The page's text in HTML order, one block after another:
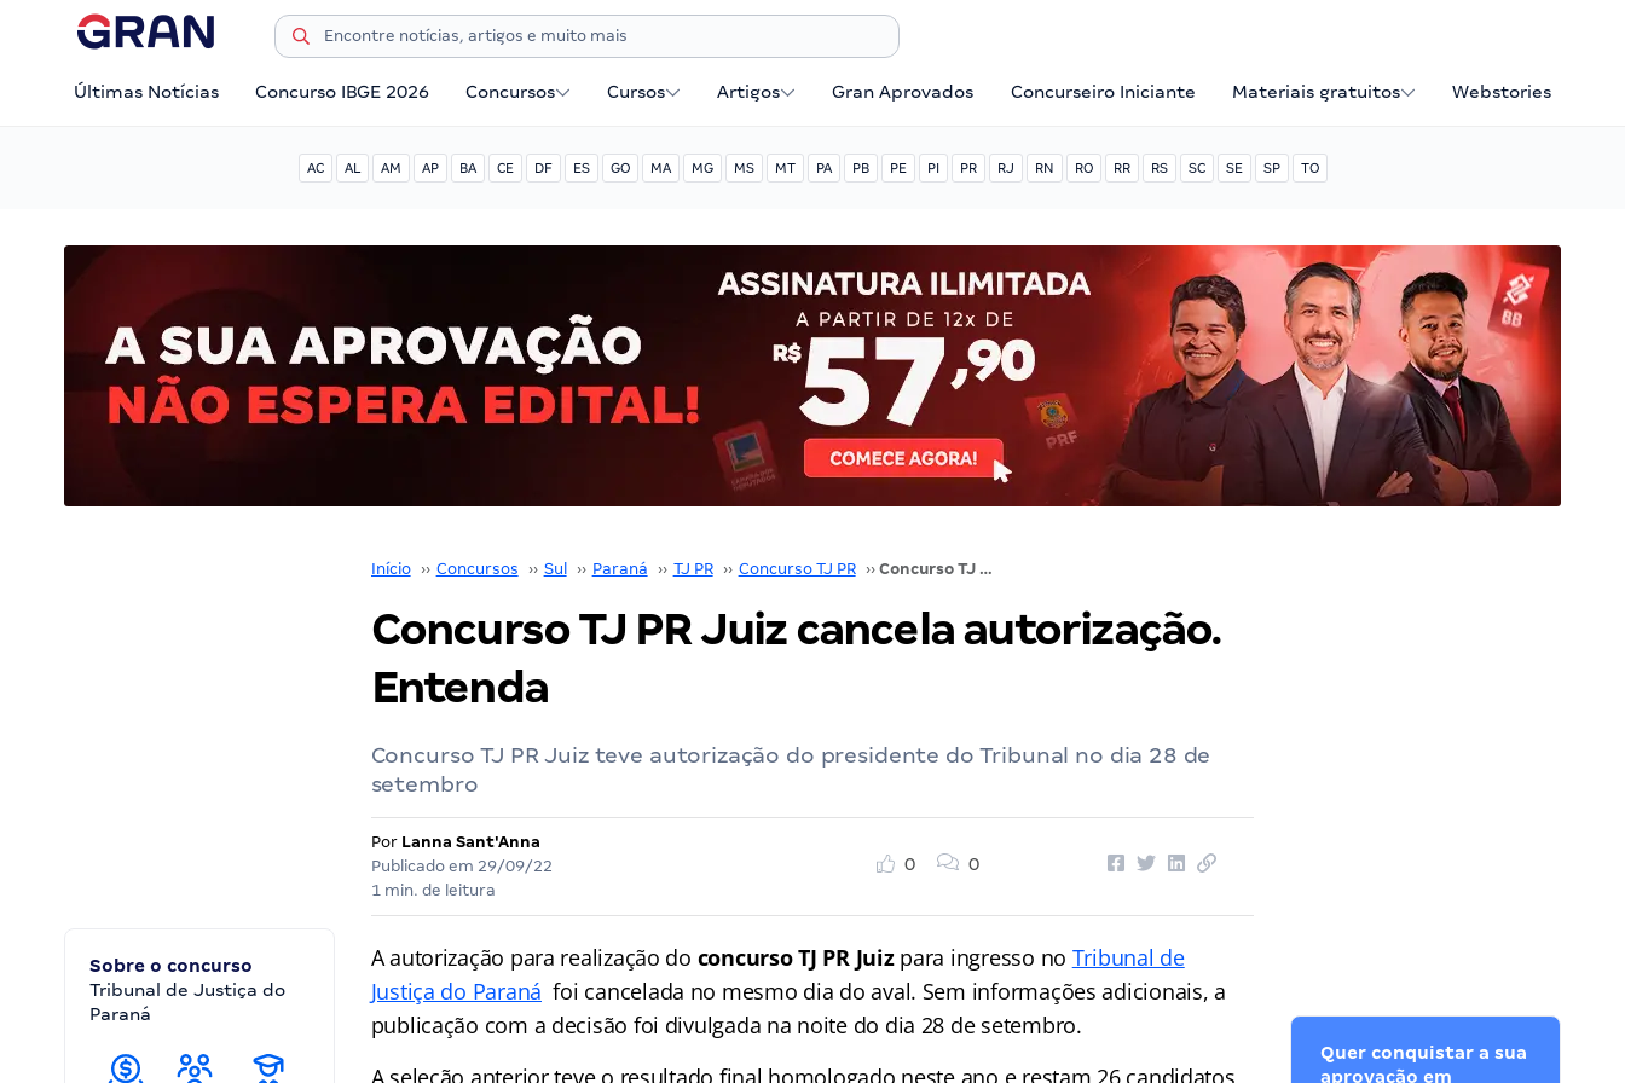
Últimas Notícias Concurso IBGE 2026 Concursos Cursos Artigos Gran Aprovados Concurseiro Iniciante Materiais gratuitos Webstories
AC AL AM AP BA CE DF ES GO MA MG MS MT PA PB PE PI PR RJ RN RO RR RS SC SE SP TO
Início ›› Concursos ›› Sul ›› Paraná ›› TJ PR ›› Concurso TJ PR ›› Concurso TJ PR Juiz cancela autorização. Entenda
Concurso TJ PR Juiz cancela autorização.
Entenda
Concurso TJ PR Juiz teve autorização do presidente do Tribunal no dia 28 de
setembro
Por Lanna Sant'Anna
Publicado em 29/09/22
1 min. de leitura
0 0
Sobre o concurso
Tribunal de Justiça do
Paraná
A autorização para realização do concurso TJ PR Juizpara ingresso no Tribunal de
Justiça do Paraná foi cancelada no mesmo dia do aval. Sem informações adicionais, a
publicação com a decisão foi divulgada na noite do dia 28 de setembro.
A seleção anterior teve o resultado final homologado neste ano e restam 26 candidatos
Quer conquistar a sua
aprovação em